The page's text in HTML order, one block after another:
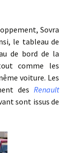
Sovra
le tableau de
de bord de la
comme les
voiture. Les
des Renault
sont issus de